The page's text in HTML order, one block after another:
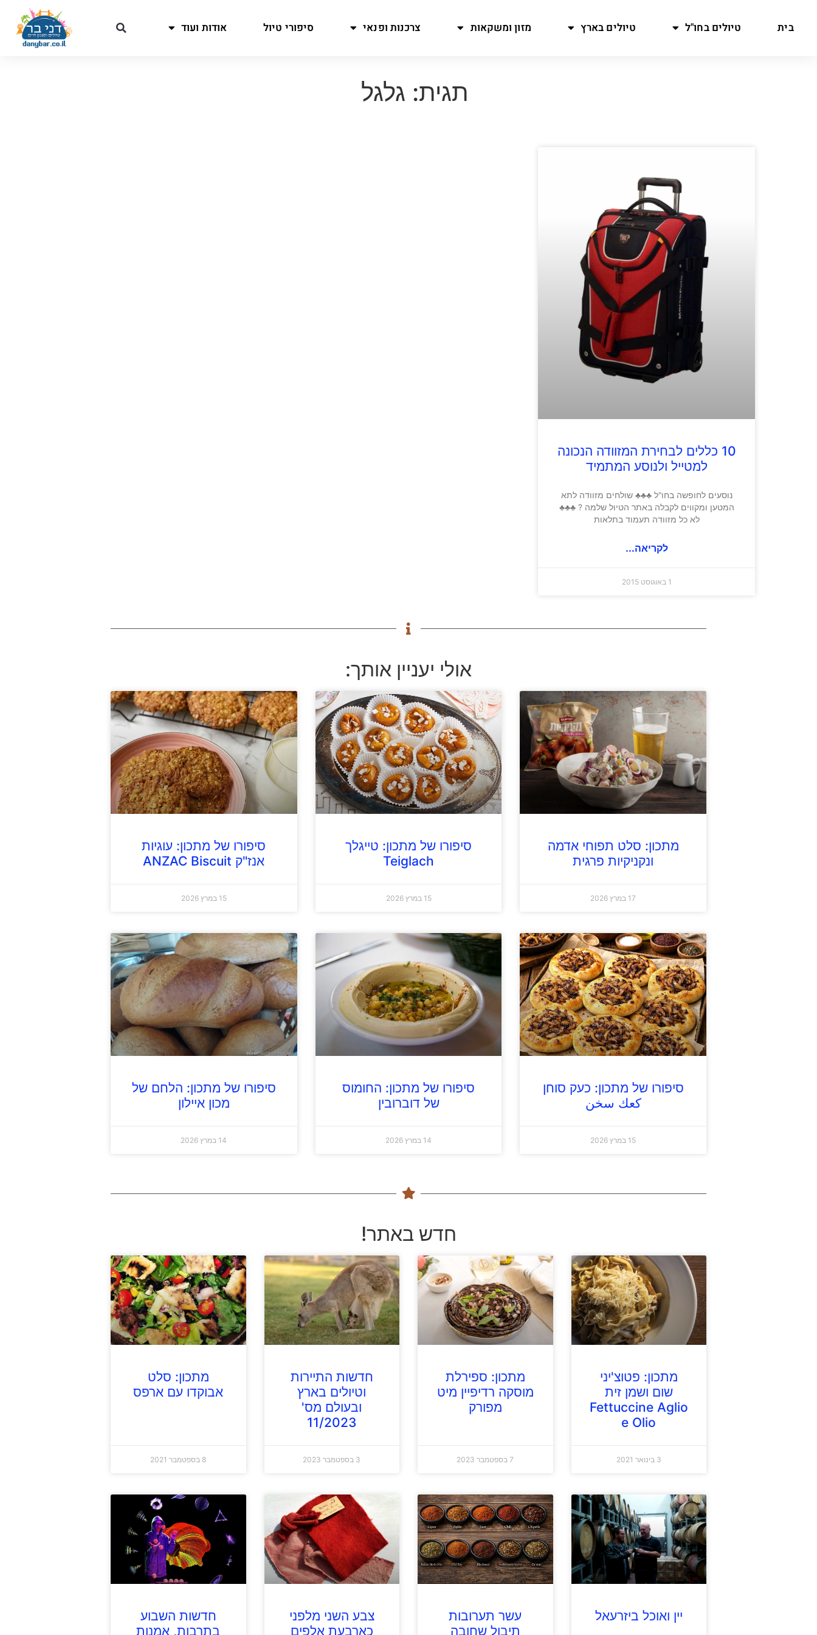
בית טיולים בחו"ל טיולים בארץ מזון ומשקאות צרכנות ופנאי סיפורי טיול אודות ועוד
תגית: גלגל
10 כללים לבחירת המזוודה הנכונה
למטייל ולנוסע המתמיד
נוסעים לחופשה בחו"ל ♣♣♣ שולחים מזוודה לתא
המטען ומקווים לקבלה באתר הטיול שלמה ? ♣♣♣
לא כל מזוודה תעמוד בתלאות
לקריאה...
1 באוגוסט 2015
אולי יעניין אותך:
מתכון: סלט תפוחי אדמה
ונקניקיות פרגית
17 במרץ 2026
סיפורו של מתכון: טייגלך
Teiglach
15 במרץ 2026
סיפורו של מתכון: עוגיות
אנז"ק ANZAC Biscuit
15 במרץ 2026
סיפורו של מתכון: כעק סוחן
كعك سخن
15 במרץ 2026
סיפורו של מתכון: החומוס
של דוברובין
14 במרץ 2026
סיפורו של מתכון: הלחם של
מכון איילון
14 במרץ 2026
חדש באתר!
מתכון: פטוצ'יני
שום ושמן זית
Fettuccine Aglio
e Olio
3 בינואר 2021
מתכון: ספירלת
מוסקה רדיפיין מיט
מפורק
7 בספטמבר 2023
חדשות התיירות
וטיולים בארץ
ובעולם מס'
11/2023
3 בספטמבר 2023
מתכון: סלט
אבוקדו עם ארפס
8 בספטמבר 2021
יין ואוכל ביזרעאל
עשר תערובות
תיבול שחובה
צבע השני מלפני
כארבעת אלפים
חדשות השבוע
בתרבות, אמנות